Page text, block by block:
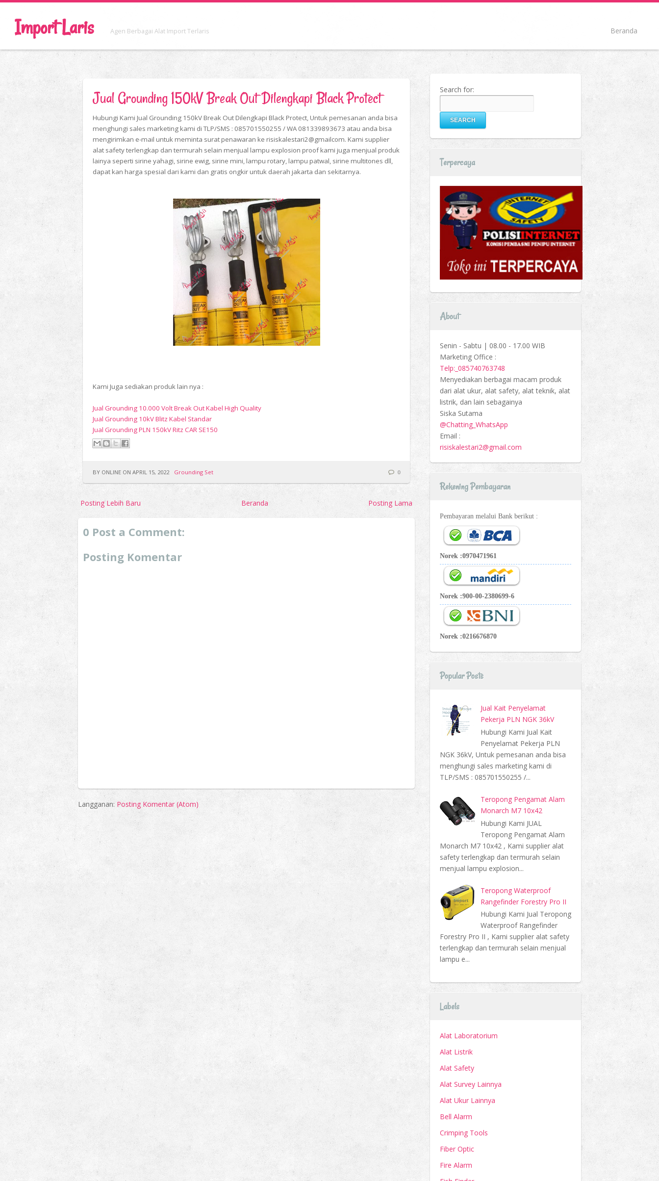
Import Laris Agen Berbagai Alat Import Terlaris Beranda
Jual Grounding 150kV Break Out Dilengkapi Black Protect
Hubungi Kami Jual Grounding 150kV Break Out Dilengkapi Black Protect, Untuk pemesanan anda bisa
menghungi sales marketing kami di TLP/SMS : 085701550255 / WA 081339893673 atau anda bisa
mengirimkan e-mail untuk meminta surat penawaran ke risiskalestari2@gmailcom. Kami supplier
alat safety terlengkap dan termurah selain menjual lampu explosion proof kami juga menjual produk
lainya seperti sirine yahagi, sirine ewig, sirine mini, lampu rotary, lampu patwal, sirine multitones dll,
dapat kan harga spesial dari kami dan gratis ongkir untuk daerah jakarta dan sekitarnya.
Kami Juga sediakan produk lain nya :
Jual Grounding 10.000 Volt Break Out Kabel High Quality
Jual Grounding 10kV Blitz Kabel Standar
Jual Grounding PLN 150kV Ritz CAR SE150
BY ONLINE ON APRIL 15, 2022 Grounding Set 0
Posting Lebih Baru Posting Lama
Beranda
0 Post a Comment:
Posting Komentar
Langganan: Posting Komentar (Atom)
Search for:
Terpercaya
About
Senin - Sabtu | 08.00 - 17.00 WIB
Marketing Office :
Telp:_085740763748
Menyediakan berbagai macam produk
dari alat ukur, alat safety, alat teknik, alat
listrik, dan lain sebagainya
Siska Sutama
@Chatting_WhatsApp
Email :
risiskalestari2@gmail.com
Rekening Pembayaran
Pembayaran melalui Bank berikut :
Norek :0970471961
Norek :900-00-2380699-6
Norek :0216676870
Popular Posts
Jual Kait Penyelamat
Pekerja PLN NGK 36kV
Hubungi Kami Jual Kait
Penyelamat Pekerja PLN
NGK 36kV, Untuk pemesanan anda bisa
menghungi sales marketing kami di
TLP/SMS : 085701550255 /...
Teropong Pengamat Alam
Monarch M7 10x42
Hubungi Kami JUAL
Teropong Pengamat Alam
Monarch M7 10x42 , Kami supplier alat
safety terlengkap dan termurah selain
menjual lampu explosion...
Teropong Waterproof
Rangefinder Forestry Pro II
Hubungi Kami Jual Teropong
Waterproof Rangefinder
Forestry Pro II , Kami supplier alat safety
terlengkap dan termurah selain menjual
lampu e...
Labels
Alat Laboratorium
Alat Listrik
Alat Safety
Alat Survey Lainnya
Alat Ukur Lainnya
Bell Alarm
Crimping Tools
Fiber Optic
Fire Alarm